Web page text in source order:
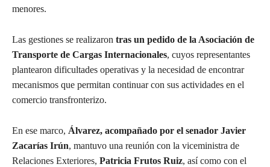
menores.
Las gestiones se realizaron tras un pedido de la Asociación de
Transporte de Cargas Internacionales, cuyos representantes
plantearon dificultades operativas y la necesidad de encontrar
mecanismos que permitan continuar con sus actividades en el
comercio transfronterizo.
En ese marco, Álvarez, acompañado por el senador Javier
Zacarías Irún, mantuvo una reunión con la viceministra de
Relaciones Exteriores, Patricia Frutos Ruiz, así como con el